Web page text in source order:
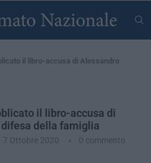
il libro-accusa di Alessandro
il libro-accusa di
della famiglia
7 Ottobre 2020 0 commento